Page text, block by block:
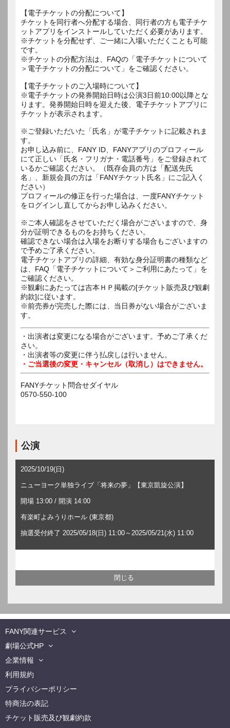
【電子チケットの分配について】
チケットを同行者へ分配する場合、同行者の方も電子チケ
ットアプリをインストールしていただく必要があります。
※チケットを分配せず、ご一緒に入場いただくことも可能
です。
※チケットの分配方法は、FAQの「電子チケットについて
＞電子チケットの分配について」をご確認ください。
【電子チケットのご入場時について】
※電子チケットの発券開始日時は公演3日前10:00以降とな
ります。発券開始日時を迎えた後、電子チケットアプリに
チケットが表示されます。
※ご登録いただいた「氏名」が電子チケットに記載されま
す。
お申し込み前に、FANY ID、FANYアプリのプロフィール
にて正しい「氏名・フリガナ・電話番号」をご登録されて
いるかご確認ください。（既存会員の方は「配送先氏
名」、新規会員の方は「FANYチケット氏名」にご記入く
ださい）
プロフィールの修正を行った場合は、一度FANYチケット
をログインし直してからお申し込みください。
※ご本人確認をさせていただく場合がございますので、身
分が証明できるものをお持ちください。
確認できない場合は入場をお断りする場合もございますの
で予めご了承ください。
電子チケットアプリの詳細、有効な身分証明書の種類など
は、FAQ「電子チケットについて＞ご利用にあたって」を
ご確認ください。
※観劇にあたっては吉本ＨＰ掲載の[チケット販売及び観劇
約款]に従います。
※前売券が完売した際には、当日券がない場合がございま
す。
・出演者は変更になる場合がございます。予めご了承くだ
さい。
・出演者等の変更に伴う払戻しは行いません。
・ご当選後の変更・キャンセル（取消し）はできません。
FANYチケット問合せダイヤル
0570-550-100
公演
2025/10/19(日)
ニューヨーク単独ライブ「将来の夢」【東京凱旋公演】
開場 13:00 / 開演 14:00
有楽町よみうりホール (東京都)
抽選受付終了 2025/05/18(日) 11:00～2025/05/21(水) 11:00
FANY関連サービス
劇場公式HP
企業情報
利用規約
プライバシーポリシー
特商法の表記
チケット販売及び観劇約款